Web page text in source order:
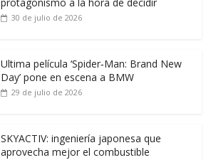
30 de julio de 2026
Ultima película ‘Spider‑Man: Brand New
Day’ pone en escena a BMW
29 de julio de 2026
SKYACTIV: ingeniería japonesa que
aprovecha mejor el combustible